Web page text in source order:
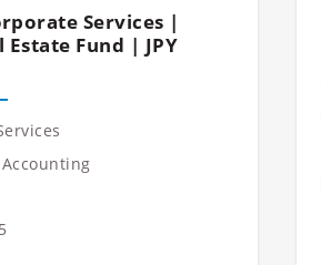
Services |
Estate Fund | JPY